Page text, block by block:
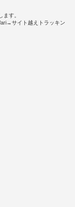
す。
サイト越えトラッキン